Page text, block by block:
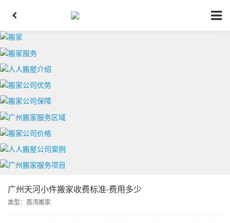
广州天河小件搬家收费标准-费用多少
类型： 荔湾搬家